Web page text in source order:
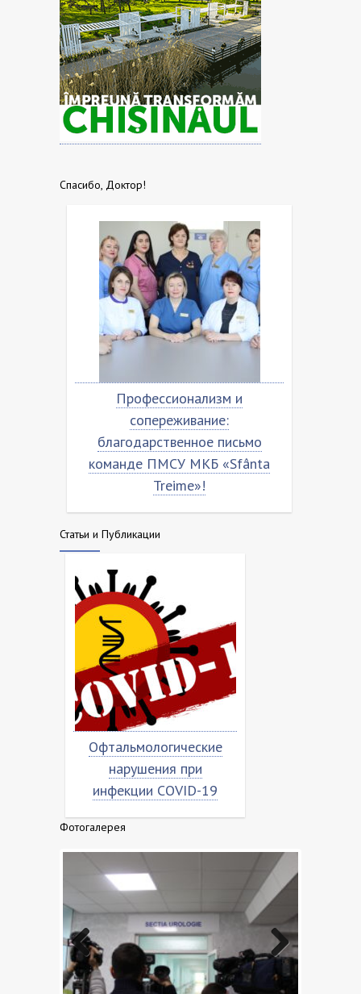
Спасибо, Доктор!
Профессионализм и
сопереживание:
благодарственное письмо
команде ПМСУ МКБ «Sfânta
Treime»!
Статьи и Публикации
Офтальмологические
нарушения при
инфекции COVID-19
Фотогалерея
Previo
us
Next